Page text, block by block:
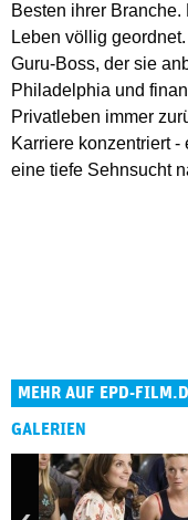
Besten ihrer
Leben völlig
Guru-Boss, der sie
Philadelphia und
Privatleben immer
Karriere konzentriert
eine tiefe Sehnsucht
MEHR AUF EPD-
GALERIEN